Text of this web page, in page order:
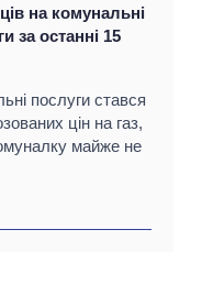
на комунальні
за останні 15
послуги стався
цін на газ,
майже не